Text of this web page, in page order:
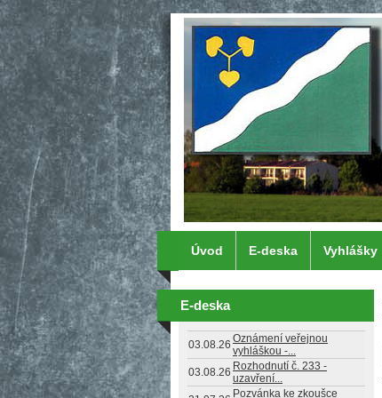
Přejít k hlavnímu obsahu
Úvod E-deska Vyhlášky
E-deska
03.08.26 Oznámení veřejnou
vyhláškou -...
03.08.26 Rozhodnutí č. 233 -
uzavření...
Pozvánka ke zkoušce